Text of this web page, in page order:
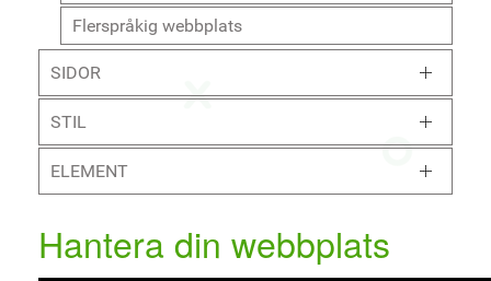
Flerspråkig webbplats
SIDOR
STIL
ELEMENT
Hantera din webbplats